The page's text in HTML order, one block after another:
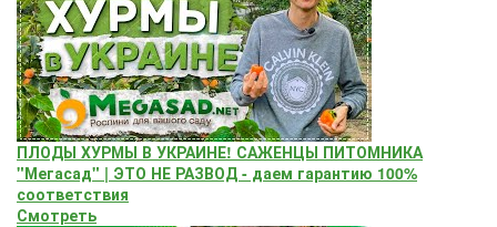
ПЛОДЫ ХУРМЫ В УКРАИНЕ! САЖЕНЦЫ ПИТОМНИКА
"Мегасад" | ЭТО НЕ РАЗВОД - даем гарантию 100%
соответствия
Смотреть